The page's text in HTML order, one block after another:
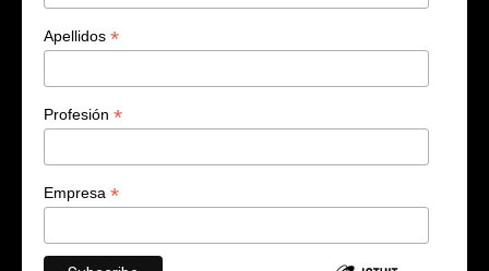
Apellidos *
Profesión *
Empresa *